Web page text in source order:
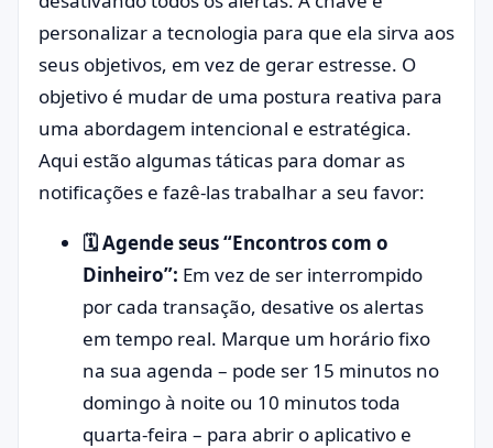
personalizar a tecnologia para que ela sirva aos
seus objetivos, em vez de gerar estresse. O
objetivo é mudar de uma postura reativa para
uma abordagem intencional e estratégica.
Aqui estão algumas táticas para domar as
notificações e fazê-las trabalhar a seu favor:
🗓️ Agende seus “Encontros com o
Dinheiro”: Em vez de ser interrompido
por cada transação, desative os alertas
em tempo real. Marque um horário fixo
na sua agenda – pode ser 15 minutos no
domingo à noite ou 10 minutos toda
quarta-feira – para abrir o aplicativo e